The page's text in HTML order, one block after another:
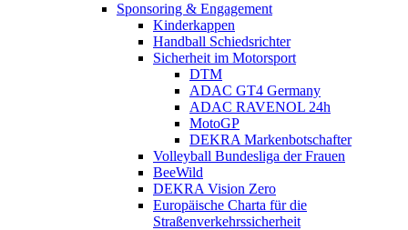
Sponsoring & Engagement
Kinderkappen
Handball Schiedsrichter
Sicherheit im Motorsport
DTM
ADAC GT4 Germany
ADAC RAVENOL 24h
MotoGP
DEKRA Markenbotschafter
Volleyball Bundesliga der Frauen
BeeWild
DEKRA Vision Zero
Europäische Charta für die
Straßenverkehrssicherheit